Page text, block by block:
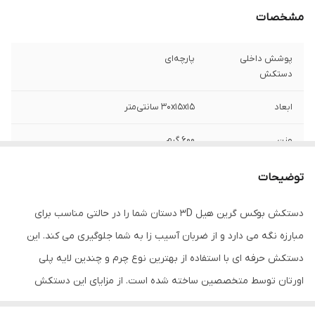
مشخصات
پوشش داخلی
دستکش
پارچه‌ای
ابعاد 30x15x15 سانتی‌متر
وزن 600 گرم
نوع بست
چرم
مناسب برای ورزش بوکس , ووشو , کیک بوکس
توضیحات
دستکش بوکس گرین هیل 3D دستان شما را در حالتی مناسب برای
مبارزه نگه می دارد و از ضربان آسیب زا به شما جلوگیری می کند. این
دستکش حرفه ای با استفاده از بهترین نوع چرم و چندین لایه پلی
اورتان توسط متخصصین ساخته شده است. از مزایای این دستکش